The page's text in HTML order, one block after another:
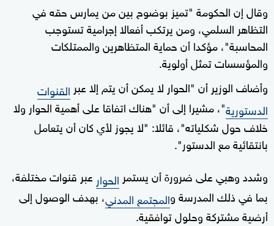
وقال إن الحكومة "تميز بوضوح بين من يمارس حقه في
التظاهر السلمي، ومن يرتكب أفعالا إجرامية تستوجب
المحاسبة"، مؤكدا أن حماية المتظاهرين والممتلكات
والمؤسسات تمثل أولوية.
وأضاف الوزير أن "الحوار لا يمكن أن يتم إلا عبر القنوات
الدستورية"، مشيرا إلى أن "هناك اتفاقا على أهمية الحوار ولا
خلاف حول شكلياته"، قائلا: "لا يجوز لأي كان أن يتعامل
بانتقائية مع الدستور".
وشدد وهبي على ضرورة أن يستمر الحوار عبر قنوات مختلفة،
بما في ذلك المدرسة والمجتمع المدني، بهدف الوصول إلى
أرضية مشتركة وحلول توافقية.